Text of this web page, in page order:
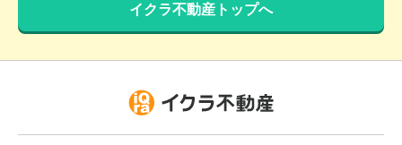
イクラ不動産トップへ